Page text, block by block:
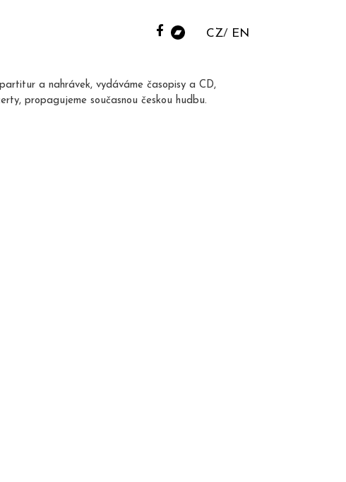
CZ EN
a nahrávek, vydáváme časopisy a CD,
propagujeme současnou českou hudbu.